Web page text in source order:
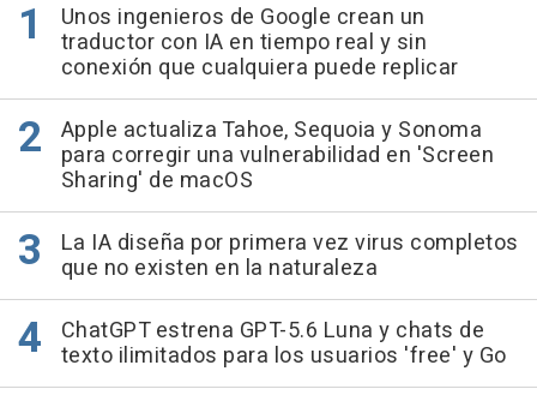
Unos ingenieros de Google crean un
traductor con IA en tiempo real y sin
conexión que cualquiera puede replicar
Apple actualiza Tahoe, Sequoia y Sonoma
para corregir una vulnerabilidad en 'Screen
Sharing' de macOS
La IA diseña por primera vez virus completos
que no existen en la naturaleza
ChatGPT estrena GPT-5.6 Luna y chats de
texto ilimitados para los usuarios 'free' y Go